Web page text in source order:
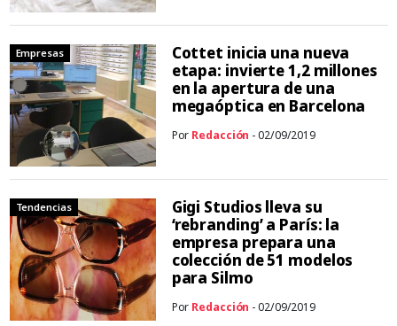
Empresas
Cottet inicia una nueva
etapa: invierte 1,2 millones
en la apertura de una
megaóptica en Barcelona
Por Redacción - 02/09/2019
Tendencias
Gigi Studios lleva su
‘rebranding’ a París: la
empresa prepara una
colección de 51 modelos
para Silmo
Por Redacción - 02/09/2019